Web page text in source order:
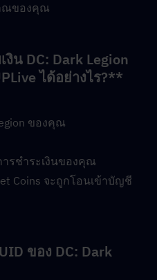
ณของคุณ
น DC: Dark Legion
ได้อย่างไร?**
ของคุณ
รชำระเงินของคุณ
Coins จะถูกโอนเข้าบัญชี
ของ DC: Dark